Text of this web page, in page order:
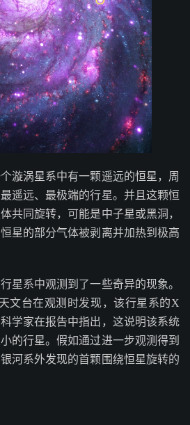
漩涡星系中有一颗遥远的恒星，周
遥远、最极端的行星。并且这颗恒
共同旋转，可能是中子星或黑洞，
星的部分气体被剥离并加热到极高
星系中观测到了一些奇异的现象。
文台在观测时发现，该行星系的X
学家在报告中指出，这说明该系统
的行星。假如通过进一步观测得到
河系外发现的首颗围绕恒星旋转的